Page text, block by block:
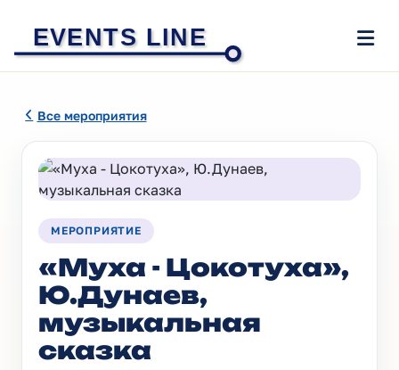
EVENTS LINE
Все мероприятия
МЕРОПРИЯТИЕ
«Муха - Цокотуха»,
Ю.Дунаев,
музыкальная
сказка